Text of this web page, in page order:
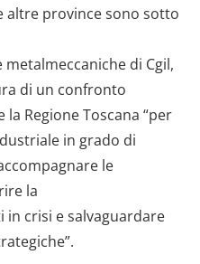
altre province sono sotto
di Cgil,
di un confronto
Regione Toscana “per
in grado di
le
la
crisi e salvaguardare